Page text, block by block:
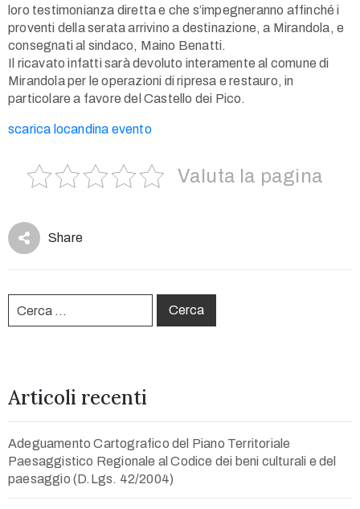
Use
loro testimonianza diretta e che s’impegneranno affinché i
proventi della serata arrivino a destinazione, a Mirandola, e
consegnati al sindaco, Maino Benatti.
Il ricavato infatti sarà devoluto interamente al comune di
Mirandola per le operazioni di ripresa e restauro, in
particolare a favore del Castello dei Pico.
scarica locandina evento
Valuta la pagina
Share
Articoli recenti
Adeguamento Cartografico del Piano Territoriale
Paesaggistico Regionale al Codice dei beni culturali e del
paesaggio (D.Lgs. 42/2004)